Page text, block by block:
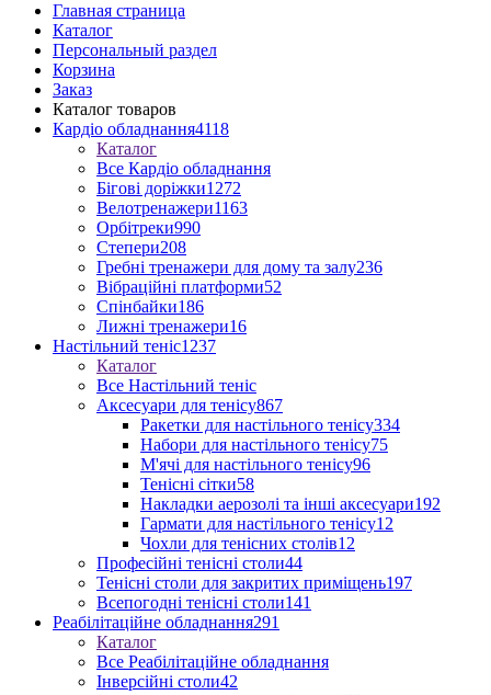
Главная страница
Каталог
Персональный раздел
Корзина
Заказ
Каталог товаров
Кардіо обладнання4118
Каталог
Все Кардіо обладнання
Бігові доріжки1272
Велотренажери1163
Орбітреки990
Степери208
Гребні тренажери для дому та залу236
Вібраційні платформи52
Спінбайки186
Лижні тренажери16
Настільний теніс1237
Каталог
Все Настільний теніс
Аксесуари для тенісу867
Ракетки для настільного тенісу334
Набори для настільного тенісу75
М'ячі для настільного тенісу96
Тенісні сітки58
Накладки аерозолі та інші аксесуари192
Гармати для настільного тенісу12
Чохли для тенісних столів12
Професійні тенісні столи44
Тенісні столи для закритих приміщень197
Всепогодні тенісні столи141
Реабілітаційне обладнання291
Каталог
Все Реабілітаційне обладнання
Інверсійні столи42